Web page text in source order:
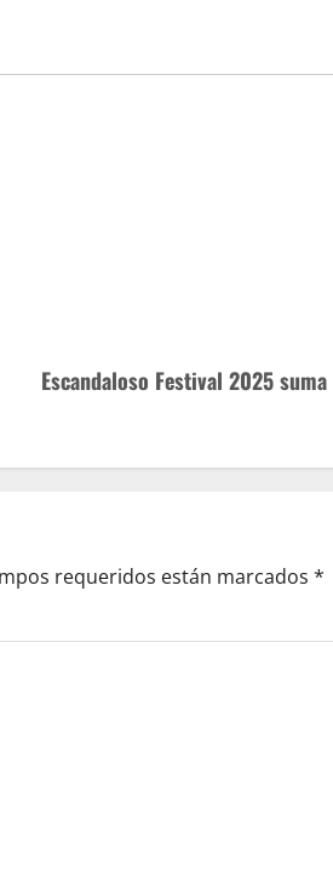
Escandaloso Festival 2025
requeridos están marcados *